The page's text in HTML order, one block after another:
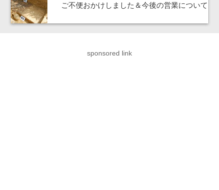
ご不便おかけしました＆今後の営業について
sponsored link